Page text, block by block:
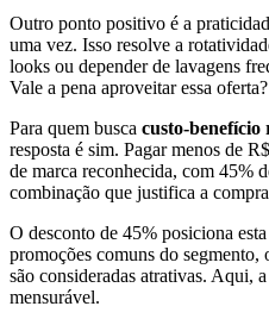
Outro ponto positivo é a
uma vez. Isso resolve a
looks ou depender de lavagens
Vale a pena aproveitar essa oferta?
Para quem busca custo-benefício
resposta é sim. Pagar menos de
de marca reconhecida, com 45%
combinação que justifica a
O desconto de 45% posiciona
promoções comuns do segmento,
são consideradas atrativas. Aqui,
mensurável.